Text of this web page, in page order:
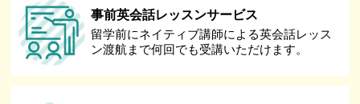
事前英会話レッスンサービス
留学前にネイティブ講師による英会話レッス
ン渡航まで何回でも受講いただけます。